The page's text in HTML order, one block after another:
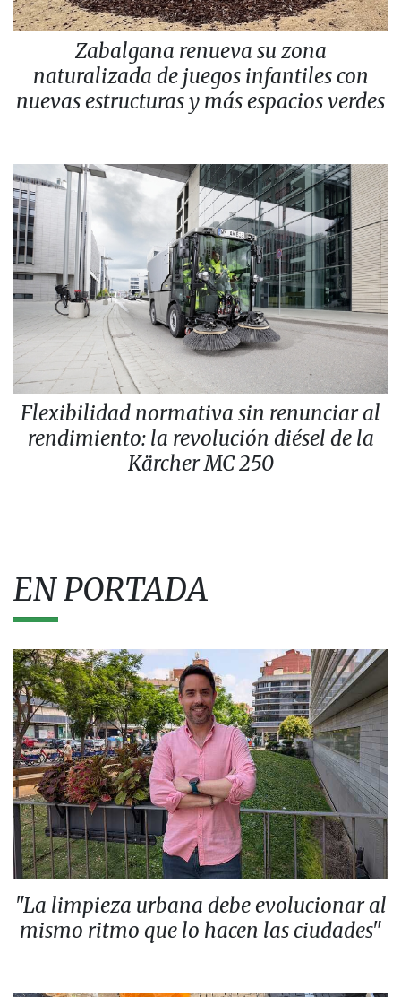
Zabalgana renueva su zona
naturalizada de juegos infantiles con
nuevas estructuras y más espacios verdes
Flexibilidad normativa sin renunciar al
rendimiento: la revolución diésel de la
Kärcher MC 250
EN PORTADA
"La limpieza urbana debe evolucionar al
mismo ritmo que lo hacen las ciudades"